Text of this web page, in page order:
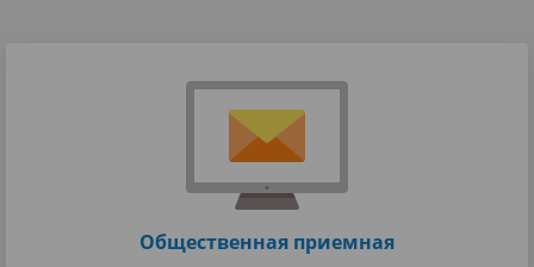
Общественная приемная